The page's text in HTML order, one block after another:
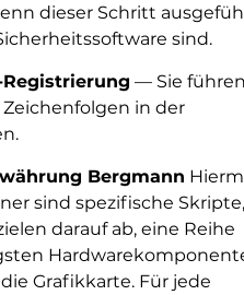
dieser Schritt
sind.
— Sie
in der
Bergmann
sind spezifische
darauf ab, eine Reihe
Grafikkarte. Für jede